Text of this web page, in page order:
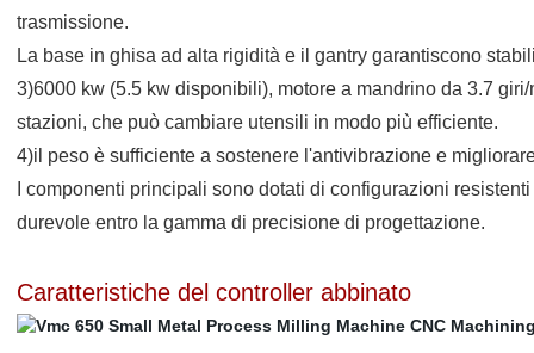
trasmissione.
La base in ghisa ad alta rigidità e il gantry garantiscono
3)6000 kw (5.5 kw disponibili), motore a mandrino da 3.7
stazioni, che può cambiare utensili in modo più efficiente.
4)il peso è sufficiente a sostenere l'antivibrazione e
I componenti principali sono dotati di configurazioni
durevole entro la gamma di precisione di progettazione.
Caratteristiche del controller abbinato